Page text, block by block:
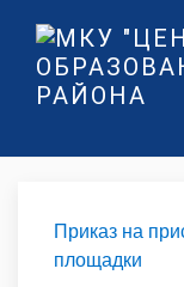
Приказ на
площадки